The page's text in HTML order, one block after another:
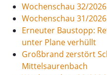
Wochenschau 32/2026
Wochenschau 31/2026
Erneuter Baustopp:
unter Plane verhüllt
Großbrand zerstört
Mittelsaurenbach